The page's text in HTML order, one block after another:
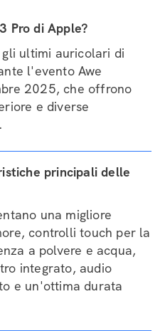
Pro di Apple?
gli ultimi auricolari di
l'evento Awe
2025, che offrono
e diverse
principali delle
una migliore
controlli touch per la
a polvere e acqua,
integrato, audio
e un'ottima durata